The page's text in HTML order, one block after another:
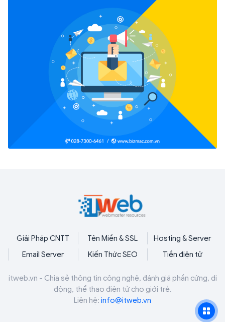
Giải Pháp CNTT Tên Miền & SSL
Hosting & Server
Email Server
Kiến Thức SEO Tiền điện tử
itweb.vn - Chia sẻ thông tin công nghệ, đánh giá phần cứng, di
động, thể thao điện tử cho giới trẻ.
Liên hệ: info@itweb.vn